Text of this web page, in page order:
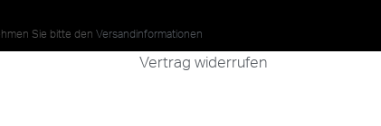
Sie bitte den Versandinformationen
Vertrag widerrufen